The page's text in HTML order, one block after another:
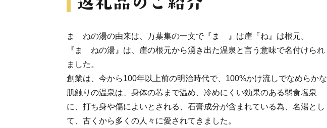
まゝねの湯の由来は、万葉集の一文で『まゝ』は崖『ね』は根元。
『まゝねの湯』は、崖の根元から湧き出た温泉と言う意味で名付けられ
ました。
創業は、今から100年以上前の明治時代で、100%かけ流しでなめらかな
肌触りの温泉は、身体の芯まで温め、冷めにくい効果のある弱食塩泉
に、打ち身や傷によいとされる、石膏成分が含まれている為、名湯とし
て、古くから多くの人々に愛されてきました。